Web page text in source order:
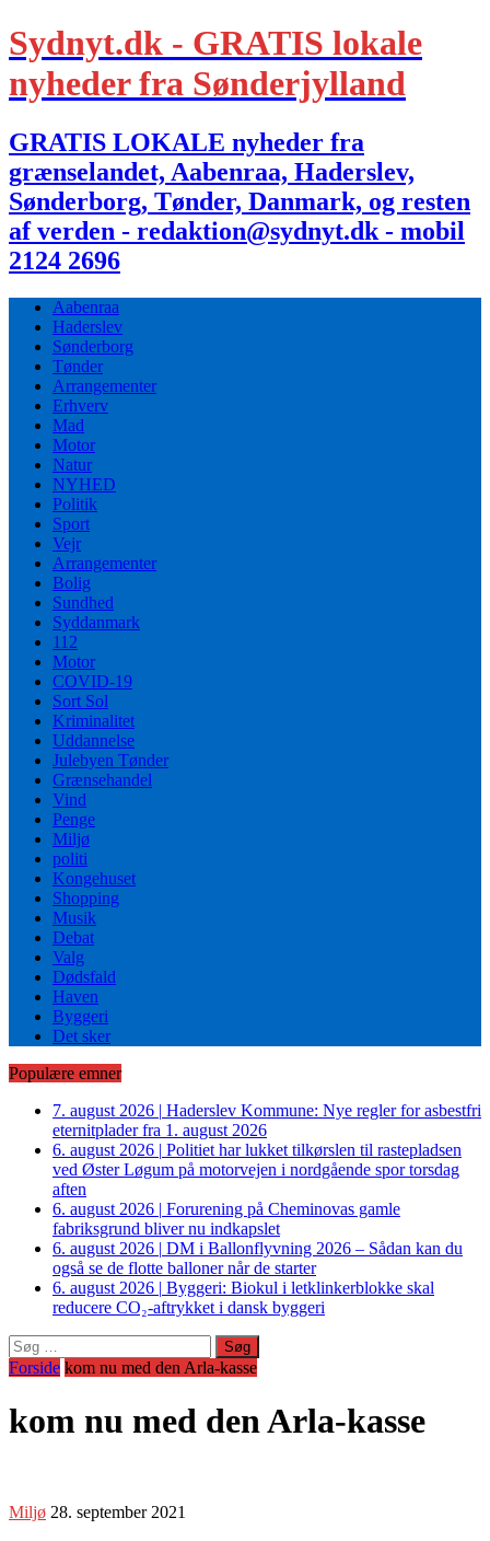
Sydnyt.dk - GRATIS lokale
nyheder fra Sønderjylland
GRATIS LOKALE nyheder fra
grænselandet, Aabenraa, Haderslev,
Sønderborg, Tønder, Danmark, og resten
af verden - redaktion@sydnyt.dk - mobil
2124 2696
Aabenraa
Haderslev
Sønderborg
Tønder
Arrangementer
Erhverv
Mad
Motor
Natur
NYHED
Politik
Sport
Vejr
Arrangementer
Bolig
Sundhed
Syddanmark
112
Motor
COVID-19
Sort Sol
Kriminalitet
Uddannelse
Julebyen Tønder
Grænsehandel
Vind
Penge
Miljø
politi
Kongehuset
Shopping
Musik
Debat
Valg
Dødsfald
Haven
Byggeri
Det sker
Populære emner
7. august 2026 | Haderslev Kommune: Nye regler for asbestfri
eternitplader fra 1. august 2026
6. august 2026 | Politiet har lukket tilkørslen til rastepladsen
ved Øster Løgum på motorvejen i nordgående spor torsdag
aften
6. august 2026 | Forurening på Cheminovas gamle
fabriksgrund bliver nu indkapslet
6. august 2026 | DM i Ballonflyvning 2026 – Sådan kan du
også se de flotte balloner når de starter
6. august 2026 | Byggeri: Biokul i letklinkerblokke skal
reducere CO₂-aftrykket i dansk byggeri
Søg
efter:
Forside kom nu med den Arla-kasse
kom nu med den Arla-kasse
Miljø 28. september 2021